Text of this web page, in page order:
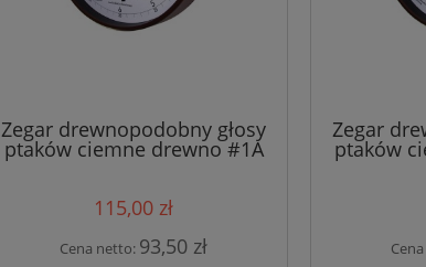
Zegar drewnopodobny głosy
ptaków ciemne drewno #1A
115,00 zł
Cena netto: 93,50 zł
Zegar
ptaków